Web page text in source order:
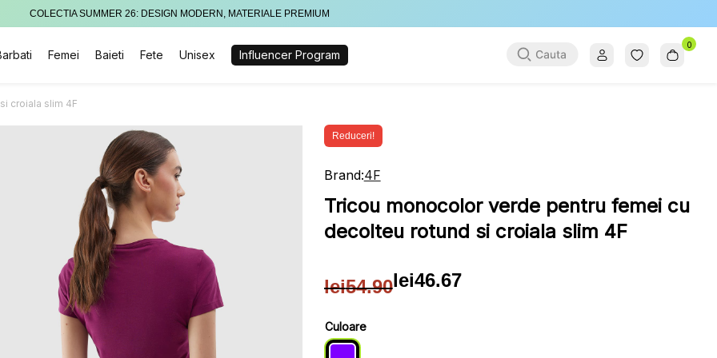
COLECTIA SUMMER 26: DESIGN MODERN, MATERIALE PREMIUM
Femei Baieti Fete Unisex Influencer Program
0
croiala slim 4F
Reduceri!
Brand:4F
Tricou monocolor verde pentru femei cu
decolteu rotund si croiala slim 4F
lei54.90
Prețul
a
lei46.67
Prețul
este:
Culoare